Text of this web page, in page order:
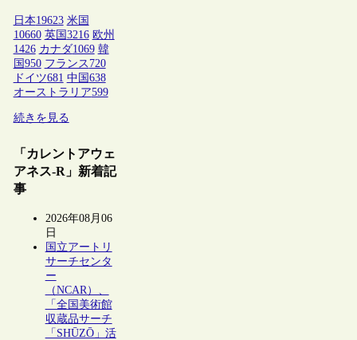
日本19623 米国
10660 英国 3216 欧州
1426 カナダ1069 韓
国 950 フランス 720
ドイツ681 中国 638
オーストラリア599
続きを見る
「カレントアウェ
アネス-R」新着記
事
2026年08月06
日
国立アートリ
サーチセンタ
ー
（NCAR）、
「全国美術館
収蔵品サーチ
「SHŪZŌ」活